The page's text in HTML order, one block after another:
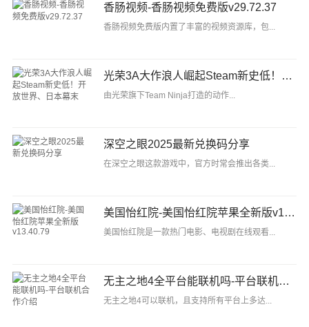
香肠视频-香肠视频免费版v29.72.37
香肠视频免费版内置了丰富的视频资源库，包...
光荣3A大作浪人崛起Steam新史低！开放世界、日本幕末
由光荣旗下Team Ninja打造的动作...
深空之眼2025最新兑换码分享
在深空之眼这款游戏中，官方时常会推出各类...
美国怡红院-美国怡红院苹果全新版v13.40.79
美国怡红院是一款热门电影、电视剧在线观看...
无主之地4全平台能联机吗-平台联机合作介绍
无主之地4可以联机，且支持所有平台上多达...